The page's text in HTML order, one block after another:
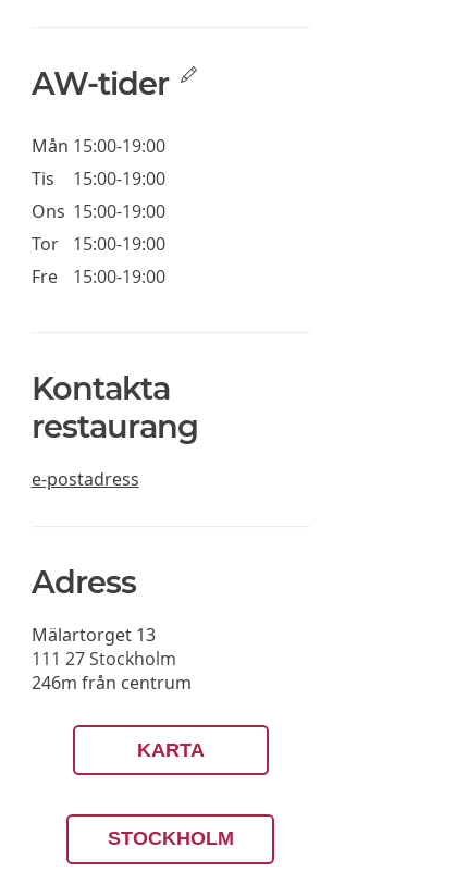
AW-tider
Mån 15:00-19:00
Tis
15:00-19:00
Ons 15:00-19:00
Tor
15:00-19:00
Fre
15:00-19:00
Kontakta
restaurang
e-postadress
Adress
Mälartorget 13
111 27 Stockholm
246m från centrum
KARTA
STOCKHOLM